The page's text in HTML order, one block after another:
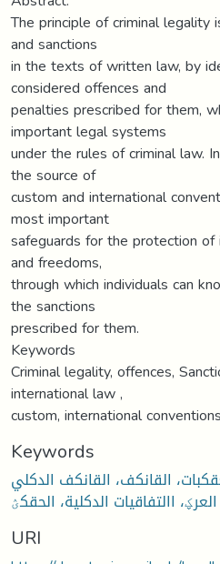
The principle of criminal
and sanctions
in the texts of written law, by
considered offences and
penalties prescribed for them,
important legal systems
under the rules of criminal law.
the source of
custom and international
most important
safeguards for the protection of
and freedoms,
through which individuals can
the sanctions
prescribed for them.
Keywords
Criminal legality, offences,
international law ,
custom, international
Keywords
القانكف، القانكف الدكلي
االتفاقيات الدكلية، الحقكؽ
URI